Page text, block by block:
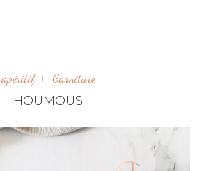
apéritif
Garniture
HOUMOUS